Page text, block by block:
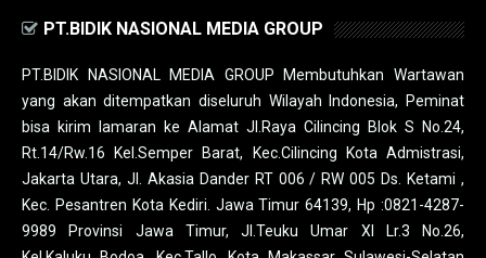
PT.BIDIK NASIONAL MEDIA GROUP
PT.BIDIK NASIONAL MEDIA GROUP Membutuhkan Wartawan
yang akan ditempatkan diseluruh Wilayah Indonesia, Peminat
bisa kirim lamaran ke Alamat Jl.Raya Cilincing Blok S No.24,
Rt.14/Rw.16 Kel.Semper Barat, Kec.Cilincing Kota Admistrasi,
Jakarta Utara, Jl. Akasia Dander RT 006 / RW 005 Ds. Ketami ,
Kec. Pesantren Kota Kediri. Jawa Timur 64139, Hp :0821-4287-
9989 Provinsi Jawa Timur, Jl.Teuku Umar XI Lr.3 No.26,